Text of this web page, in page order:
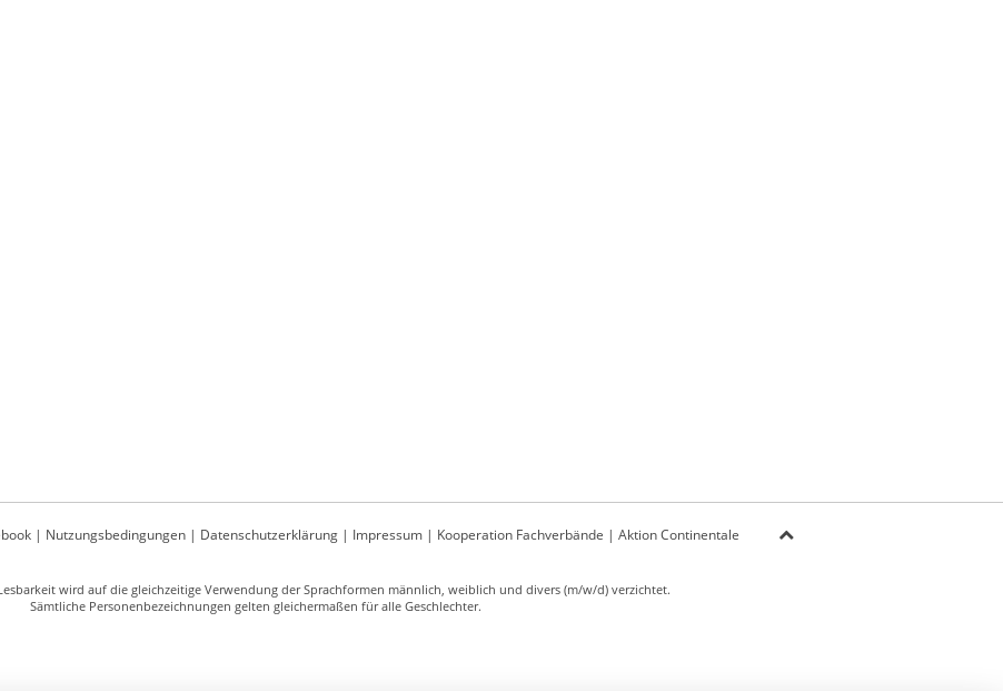
| Nutzungsbedingungen| Datenschutzerklärung| Impressum| Kooperation Fachverbände | Aktion Continentale
wird auf die gleichzeitige Verwendung der Sprachformen männlich, weiblich und divers (m/w/d) verzichtet.
Sämtliche Personenbezeichnungen gelten gleichermaßen für alle Geschlechter.